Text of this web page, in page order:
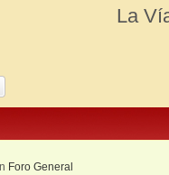
La
Foro General